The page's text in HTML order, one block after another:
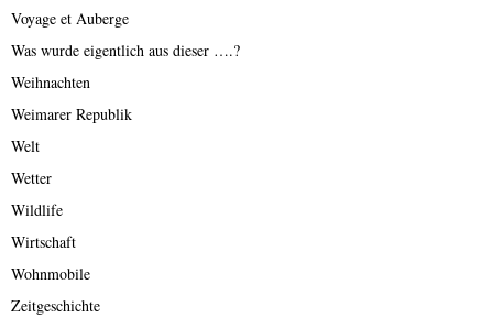
Voyage et Auberge
Was wurde eigentlich aus dieser ….?
Weihnachten
Weimarer Republik
Welt
Wetter
Wildlife
Wirtschaft
Wohnmobile
Zeitgeschichte